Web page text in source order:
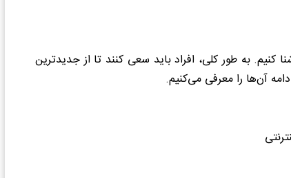
کنیم. به طور کلی، افراد باید سعی کنند تا از جدیدترین
آن‌ها را معرفی می‌کنیم.